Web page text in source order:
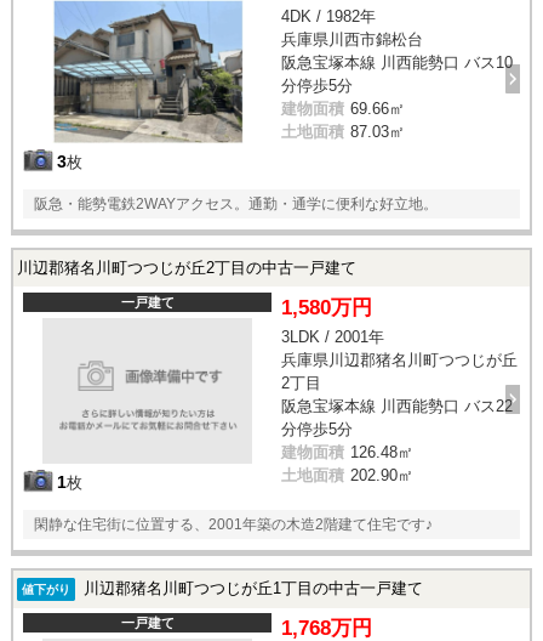
3枚
4DK / 1982年
兵庫県川西市錦松台
阪急宝塚本線 川西能勢口 バス10
分停歩5分
建物面積 69.66㎡
土地面積 87.03㎡
阪急・能勢電鉄2WAYアクセス。通勤・通学に便利な好立地。
川辺郡猪名川町つつじが丘2丁目の中古一戸建て
一戸建て
1枚
1,580万円
3LDK / 2001年
兵庫県川辺郡猪名川町つつじが丘
2丁目
阪急宝塚本線 川西能勢口 バス22
分停歩5分
建物面積 126.48㎡
土地面積 202.90㎡
閑静な住宅街に位置する、2001年築の木造2階建て住宅です♪
値下がり 川辺郡猪名川町つつじが丘1丁目の中古一戸建て
一戸建て 1,768万円